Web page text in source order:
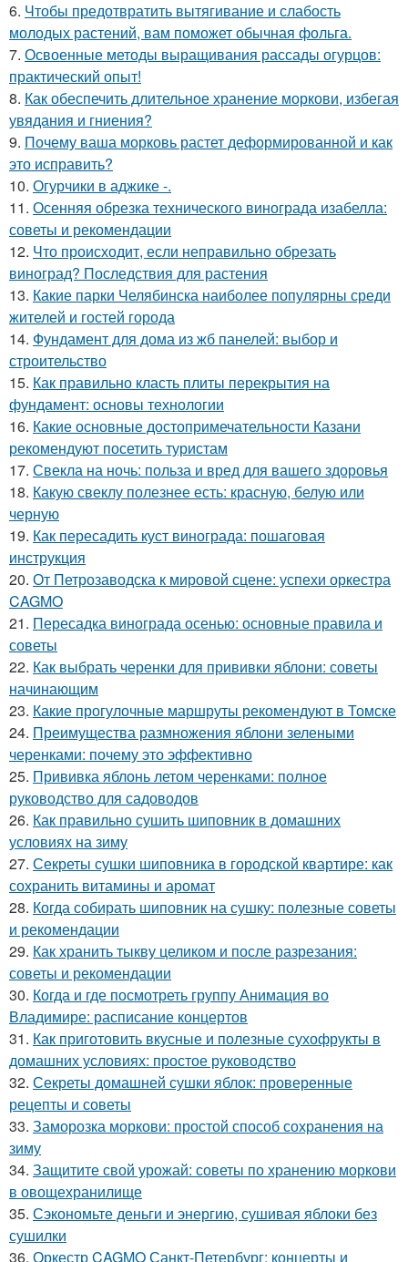
6. Чтобы предотвратить вытягивание и слабость
молодых растений, вам поможет обычная фольга.
7. Освоенные методы выращивания рассады огурцов:
практический опыт!
8. Как обеспечить длительное хранение моркови, избегая
увядания и гниения?
9. Почему ваша морковь растет деформированной и как
это исправить?
10. Огурчики в аджике -.
11. Осенняя обрезка технического винограда изабелла:
советы и рекомендации
12. Что происходит, если неправильно обрезать
виноград? Последствия для растения
13. Какие парки Челябинска наиболее популярны среди
жителей и гостей города
14. Фундамент для дома из жб панелей: выбор и
строительство
15. Как правильно класть плиты перекрытия на
фундамент: основы технологии
16. Какие основные достопримечательности Казани
рекомендуют посетить туристам
17. Свекла на ночь: польза и вред для вашего здоровья
18. Какую свеклу полезнее есть: красную, белую или
черную
19. Как пересадить куст винограда: пошаговая
инструкция
20. От Петрозаводска к мировой сцене: успехи оркестра
CAGMO
21. Пересадка винограда осенью: основные правила и
советы
22. Как выбрать черенки для прививки яблони: советы
начинающим
23. Какие прогулочные маршруты рекомендуют в Томске
24. Преимущества размножения яблони зелеными
черенками: почему это эффективно
25. Прививка яблонь летом черенками: полное
руководство для садоводов
26. Как правильно сушить шиповник в домашних
условиях на зиму
27. Секреты сушки шиповника в городской квартире: как
сохранить витамины и аромат
28. Когда собирать шиповник на сушку: полезные советы
и рекомендации
29. Как хранить тыкву целиком и после разрезания:
советы и рекомендации
30. Когда и где посмотреть группу Анимация во
Владимире: расписание концертов
31. Как приготовить вкусные и полезные сухофрукты в
домашних условиях: простое руководство
32. Секреты домашней сушки яблок: проверенные
рецепты и советы
33. Заморозка моркови: простой способ сохранения на
зиму
34. Защитите свой урожай: советы по хранению моркови
в овощехранилище
35. Сэкономьте деньги и энергию, сушивая яблоки без
сушилки
36. Оркестр CAGMO Санкт-Петербург: концерты и